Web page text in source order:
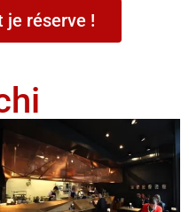
je réserve !